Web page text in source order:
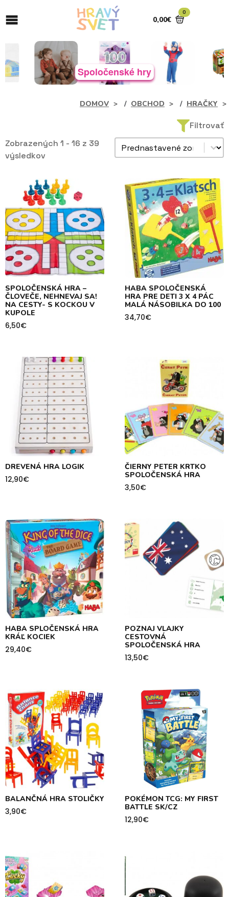
0,00€
0
Spoločenské hry
DOMOV OBCHOD HRAČKY
Filtrovať
Zobrazených 1 - 16 z 39
výsledkov
Zoradiť produkty
Sort content
SPOLOČENSKÁ HRA –
ČLOVEČE, NEHNEVAJ SA!
NA CESTY- S KOCKOU V
KUPOLE
6,50€
HABA SPOLOČENSKÁ
HRA PRE DETI 3 X 4 PÁC
MALÁ NÁSOBILKA DO 100
34,70€
DREVENÁ HRA LOGIK
12,90€
ČIERNY PETER KRTKO
SPOLOČENSKÁ HRA
3,50€
HABA SPLOČENSKÁ HRA
KRÁĽ KOCIEK
29,40€
POZNAJ VLAJKY
CESTOVNÁ
SPOLOČENSKÁ HRA
13,50€
BALANČNÁ HRA STOLIČKY
3,90€
POKÉMON TCG: MY FIRST
BATTLE SK/CZ
12,90€